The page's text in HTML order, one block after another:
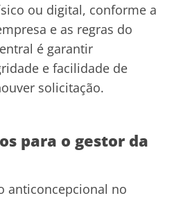
ou digital, conforme a
e as regras do
é garantir
e facilidade de
solicitação.
para o gestor da
anticoncepcional no